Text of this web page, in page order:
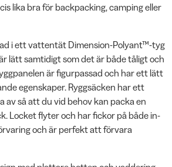
lika bra för backpacking, camping eller
i ett vattentät Dimension-Polyant™-tyg
lätt samtidigt som det är både tåligt och
är figurpassad och har ett lätt
egenskaper. Ryggsäcken har ett
av så att du vid behov kan packa en
Locket flyter och har fickor på både in-
och är perfekt att förvara